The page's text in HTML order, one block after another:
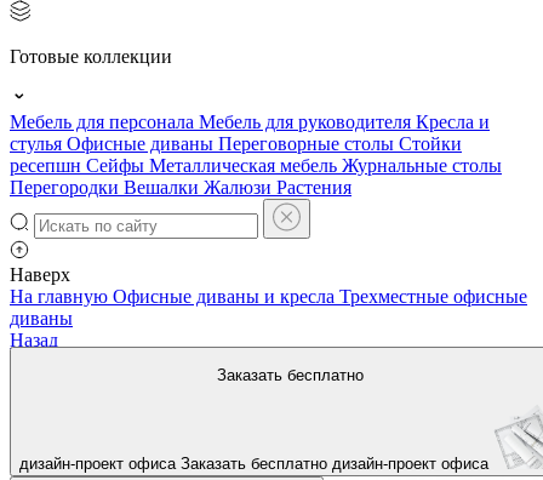
Готовые коллекции
Мебель для персонала Мебель для руководителя Кресла и
стулья Офисные диваны Переговорные столы Стойки
ресепшн Сейфы Металлическая мебель Журнальные столы
Перегородки Вешалки Жалюзи Растения
Наверх
Заказать бесплатно
дизайн-проект офиса Заказать бесплатно дизайн-проект офиса
На главную Офисные диваны и кресла Трехместные офисные
диваны
Назад